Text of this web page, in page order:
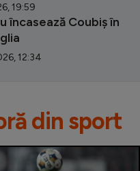
19:59
încasează Coubiș în
12:34
din sport